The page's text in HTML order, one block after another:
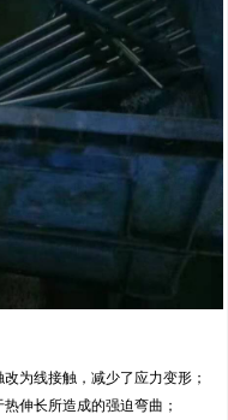
为线接触，减少了应力变形；
伸长所造成的强迫弯曲；